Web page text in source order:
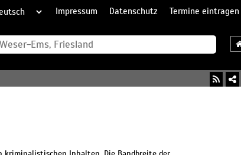
Impressum Datenschutz Termine eintragen